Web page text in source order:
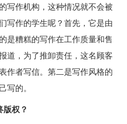
写作机构，这种情况就不会被
写作的学生呢？首先，它是由
是糟糕的写作在工作质量和售
道，为了推卸责任，这名顾客
作者写信。第二是写作风格的
写的。
权？